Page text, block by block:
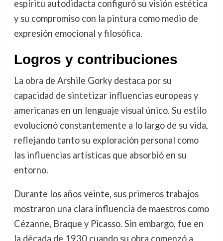
espíritu autodidacta configuró su visión estética
y su compromiso con la pintura como medio de
expresión emocional y filosófica.
Logros y contribuciones
La obra de Arshile Gorky destaca por su
capacidad de sintetizar influencias europeas y
americanas en un lenguaje visual único. Su estilo
evolucionó constantemente a lo largo de su vida,
reflejando tanto su exploración personal como
las influencias artísticas que absorbió en su
entorno.
Durante los años veinte, sus primeros trabajos
mostraron una clara influencia de maestros como
Cézanne, Braque y Picasso. Sin embargo, fue en
la década de 1930 cuando su obra comenzó a